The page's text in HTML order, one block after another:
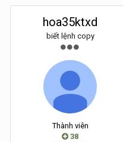
hoa35ktxd
biết lệnh copy
Thành viên
38